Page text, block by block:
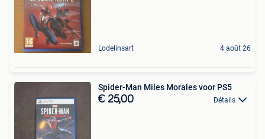
Lodelinsart 4 août 26
Spider-Man Miles Morales voor PS5
€ 25,00 Détails